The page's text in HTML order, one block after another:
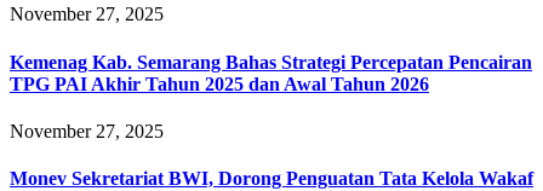
November 27, 2025
Kemenag Kab. Semarang Bahas Strategi Percepatan Pencairan
TPG PAI Akhir Tahun 2025 dan Awal Tahun 2026
November 27, 2025
Monev Sekretariat BWI, Dorong Penguatan Tata Kelola Wakaf